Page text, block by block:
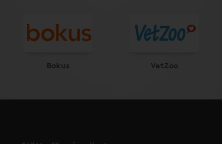
Bokus VetZoo